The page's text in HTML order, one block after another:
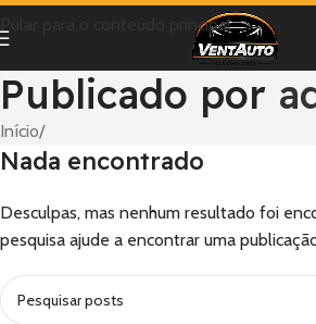
Pular para o conteúdo principal
Publicado por
Início/
Nada encontrado
Desculpas, mas nenhum resultado foi
pesquisa ajude a encontrar uma